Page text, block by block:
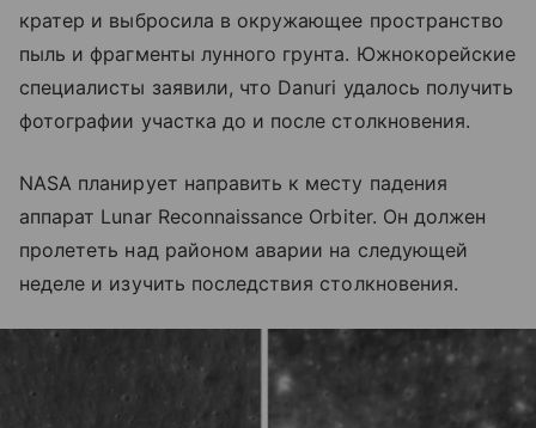
кратер и выбросила в окружающее пространство
пыль и фрагменты лунного грунта. Южнокорейские
специалисты заявили, что Danuri удалось получить
фотографии участка до и после столкновения.
NASA планирует направить к месту падения
аппарат Lunar Reconnaissance Orbiter. Он должен
пролететь над районом аварии на следующей
неделе и изучить последствия столкновения.